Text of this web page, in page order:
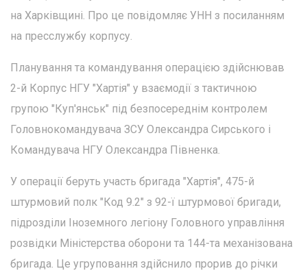
на Харківщині. Про це повідомляє УНН з посиланням
на пресслужбу корпусу.
Планування та командування операцією здійснював
2-й Корпус НГУ "Хартія" у взаємодії з тактичною
групою "Куп'янськ" під безпосереднім контролем
Головнокомандувача ЗСУ Олександра Сирського і
Командувача НГУ Олександра Півненка.
У операції беруть участь бригада "Хартія", 475-й
штурмовий полк "Код 9.2" з 92-ї штурмової бригади,
підрозділи Іноземного легіону Головного управління
розвідки Міністерства оборони та 144-та механізована
бригада. Це угруповання здійснило прорив до річки